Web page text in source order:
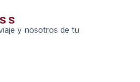
y nosotros de tu